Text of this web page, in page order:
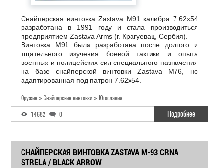
Снайперская винтовка Zastava M91 калибра 7.62х54
разработана в 1991 году и стала производиться
предприятием Zastava Arms (г. Крагуевац, Сербия).
Винтовка M91 была разработана после долгого и
тщательного изучения боевой тактики и опыта
военных и полицейских сил специального назначения
на базе снайперской винтовки Zastava M76, но
адаптированная под патрон 7.62х54.
Оружие » Снайперские винтовки » Югославия
14682 0 Подробнее
СНАЙПЕРСКАЯ ВИНТОВКА ZASTAVA M-93 CRNA
STRELA / BLACK ARROW